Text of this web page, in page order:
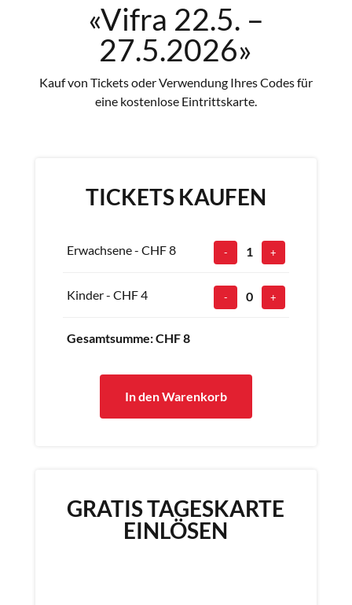
«Vifra 22.5. –
27.5.2026»
Kauf von Tickets oder Verwendung Ihres Codes für
eine kostenlose Eintrittskarte.
TICKETS KAUFEN
Erwachsene - CHF8 - 1 +
Kinder - CHF4 - 0 +
Gesamtsumme: CHF8
In den Warenkorb
GRATIS TAGESKARTE
EINLÖSEN